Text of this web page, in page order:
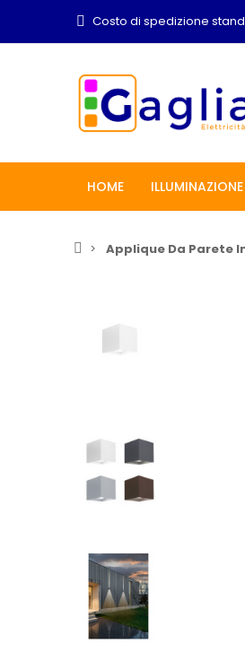
Costo di spedizione
HOME ILLUMINAZIONE
Applique Da Parete In